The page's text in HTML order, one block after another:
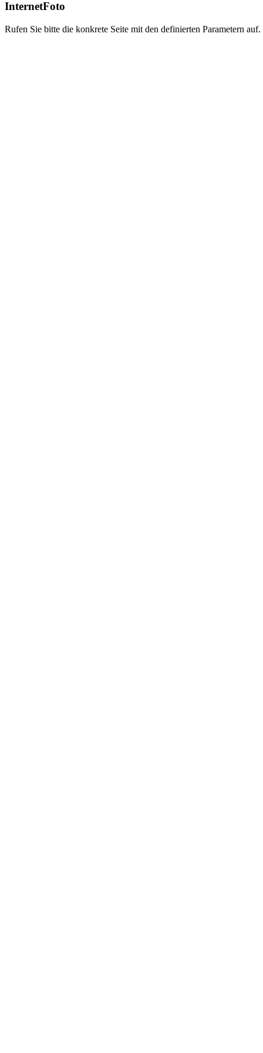
InternetFoto
Rufen Sie bitte die konkrete Seite mit den definierten Parametern auf.